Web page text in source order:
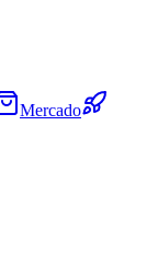
Mercado